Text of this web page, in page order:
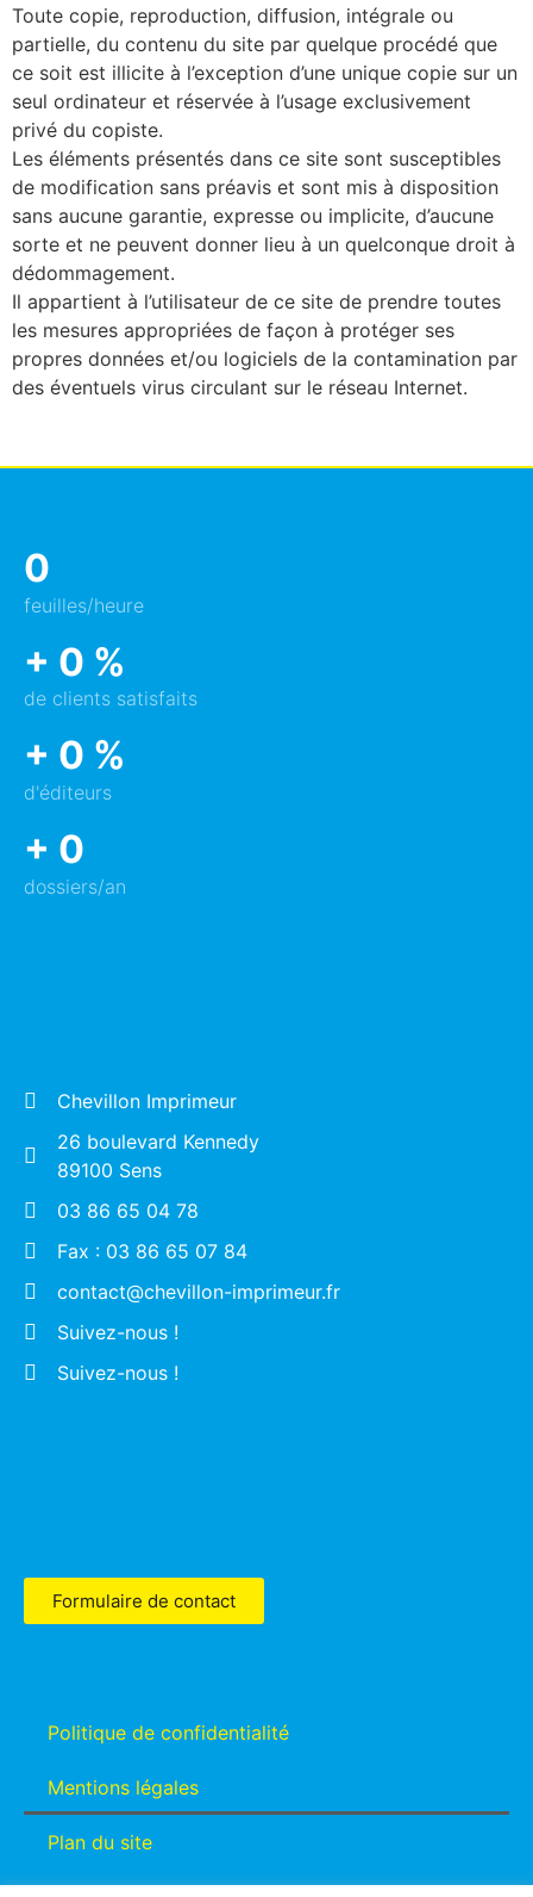
Toute copie, reproduction, diffusion, intégrale ou
partielle, du contenu du site par quelque procédé que
ce soit est illicite à l’exception d’une unique copie sur un
seul ordinateur et réservée à l’usage exclusivement
privé du copiste.
Les éléments présentés dans ce site sont susceptibles
de modification sans préavis et sont mis à disposition
sans aucune garantie, expresse ou implicite, d’aucune
sorte et ne peuvent donner lieu à un quelconque droit à
dédommagement.
Il appartient à l’utilisateur de ce site de prendre toutes
les mesures appropriées de façon à protéger ses
propres données et/ou logiciels de la contamination par
des éventuels virus circulant sur le réseau Internet.
0
feuilles/heure
+ 0 %
de clients satisfaits
+ 0 %
d'éditeurs
+ 0
dossiers/an
Chevillon Imprimeur
26 boulevard Kennedy
89100 Sens
03 86 65 04 78
Fax : 03 86 65 07 84
contact@chevillon-imprimeur.fr
Suivez-nous !
Suivez-nous !
Formulaire de contact
Politique de confidentialité
Mentions légales
Plan du site